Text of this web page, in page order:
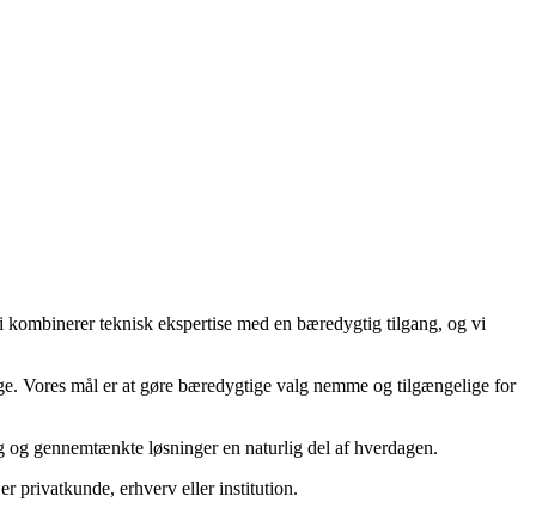
teknisk ekspertise med en bæredygtig tilgang, og vi
Vores mål er at gøre bæredygtige valg nemme og tilgængelige for
gennemtænkte løsninger en naturlig del af hverdagen.
privatkunde, erhverv eller institution.